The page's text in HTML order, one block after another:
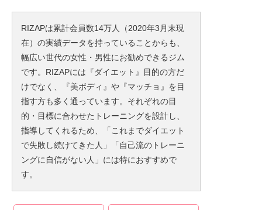
RIZAPは累計会員数14万人（2020年3月末現
在）の実績データを持っていることからも、
幅広い世代の女性・男性にお勧めできるジム
です。RIZAPには『ダイエット』目的の方だ
けでなく、『美ボディ』や『マッチョ』を目
指す方も多く通っています。それぞれの目
的・目標に合わせたトレーニングを設計し、
指導してくれるため、「これまでダイエット
で失敗し続けてきた人」「自己流のトレーニ
ングに自信がない人」には特におすすめで
す。